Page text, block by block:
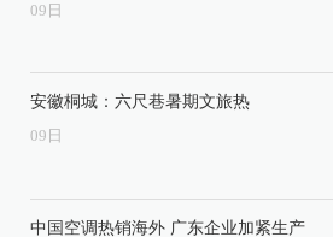
09 日
安徽桐城：六尺巷暑期文旅热
09 日
中国空调热销海外 广东企业加紧生产